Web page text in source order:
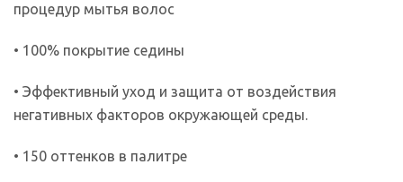
процедур мытья волос
• 100% покрытие седины
• Эффективный уход и защита от воздействия
негативных факторов окружающей среды.
• 150 оттенков в палитре